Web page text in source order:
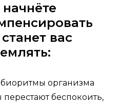
вас
организма
беспокоить,